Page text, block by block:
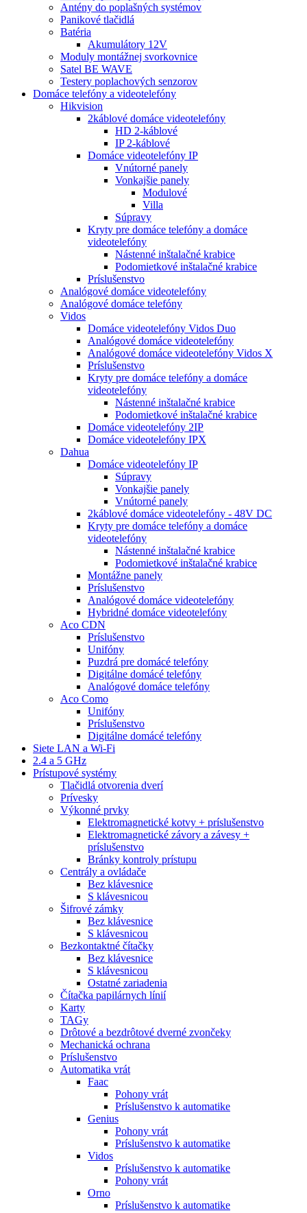
Antény do poplašných systémov
Panikové tlačidlá
Batéria
Akumulátory 12V
Moduly montážnej svorkovnice
Satel BE WAVE
Testery poplachových senzorov
Domáce telefóny a videotelefóny
Hikvision
2káblové domáce videotelefóny
HD 2-káblové
IP 2-káblové
Domáce videotelefóny IP
Vnútorné panely
Vonkajšie panely
Modulové
Villa
Súpravy
Kryty pre domáce telefóny a domáce
videotelefóny
Nástenné inštalačné krabice
Podomietkové inštalačné krabice
Príslušenstvo
Analógové domáce videotelefóny
Analógové domáce telefóny
Vidos
Domáce videotelefóny Vidos Duo
Analógové domáce videotelefóny
Analógové domáce videotelefóny Vidos X
Príslušenstvo
Kryty pre domáce telefóny a domáce
videotelefóny
Nástenné inštalačné krabice
Podomietkové inštalačné krabice
Domáce videotelefóny 2IP
Domáce videotelefóny IPX
Dahua
Domáce videotelefóny IP
Súpravy
Vonkajšie panely
Vnútorné panely
2káblové domáce videotelefóny - 48V DC
Kryty pre domáce telefóny a domáce
videotelefóny
Nástenné inštalačné krabice
Podomietkové inštalačné krabice
Montážne panely
Príslušenstvo
Analógové domáce videotelefóny
Hybridné domáce videotelefóny
Aco CDN
Príslušenstvo
Unifóny
Puzdrá pre domácé telefóny
Digitálne domácé telefóny
Analógové domáce telefóny
Aco Como
Unifóny
Príslušenstvo
Digitálne domácé telefóny
Siete LAN a Wi-Fi
2.4 a 5 GHz
Prístupové systémy
Tlačidlá otvorenia dverí
Prívesky
Výkonné prvky
Elektromagnetické kotvy + príslušenstvo
Elektromagnetické závory a závesy +
príslušenstvo
Bránky kontroly prístupu
Centrály a ovládače
Bez klávesnice
S klávesnicou
Šifrové zámky
Bez klávesnice
S klávesnicou
Bezkontaktné čítačky
Bez klávesnice
S klávesnicou
Ostatné zariadenia
Čítačka papilárnych línií
Karty
TAGy
Drôtové a bezdrôtové dverné zvončeky
Mechanická ochrana
Príslušenstvo
Automatika vrát
Faac
Pohony vrát
Príslušenstvo k automatike
Genius
Pohony vrát
Príslušenstvo k automatike
Vidos
Príslušenstvo k automatike
Pohony vrát
Orno
Príslušenstvo k automatike